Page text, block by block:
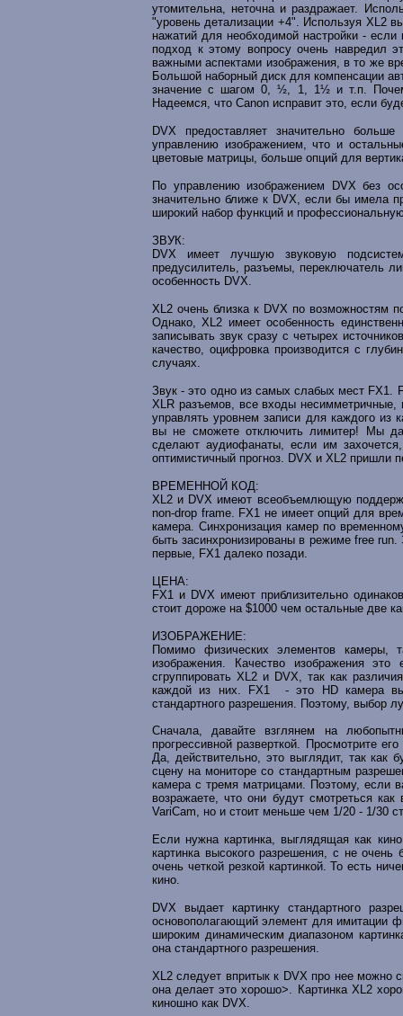
утомительна, неточна и раздражает.
"уровень детализации +4". Используя XL2
нажатий для необходимой настройки -
подход к этому вопросу очень навредил
важными аспектами изображения, в то же
Большой наборный диск для компенсации
значение с шагом 0, ½, 1, 1½ и т.п.
Надеемся, что Canon исправит это, если
DVX предоставляет значительно
управлению изображением, что и
цветовые матрицы, больше опций для
По управлению изображением DVX без
значительно ближе к DVX, если бы имела
широкий набор функций и
ЗВУК:
DVX имеет лучшую звуковую
предусилитель, разъемы, переключатель
особенность DVX.
XL2 очень близка к DVX по возможностям
Однако, XL2 имеет особенность
записывать звук сразу с четырех
качество, оцифровка производится с
случаях.
Звук - это одно из самых слабых мест FX1.
XLR разъемов, все входы несимметричные,
управлять уровнем записи для каждого из
вы не сможете отключить лимитер! Мы
сделают аудиофанаты, если им
оптимистичный прогноз. DVX и XL2 пришли
ВРЕМЕННОЙ КОД:
XL2 и DVX имеют всеобъемлющую
non-drop frame. FX1 не имеет опций для
камера. Синхронизация камер по
быть засинхронизированы в режиме free
первые, FX1 далеко позади.
ЦЕНА:
FX1 и DVX имеют приблизительно
стоит дороже на $1000 чем остальные две
ИЗОБРАЖЕНИЕ:
Помимо физических элементов камеры,
изображения. Качество изображения
сгруппировать XL2 и DVX, так как
каждой из них. FX1 - это HD камера
стандартного разрешения. Поэтому, выбор
Сначала, давайте взглянем на
прогрессивной разверткой. Просмотрите
Да, действительно, это выглядит, так как
сцену на мониторе со стандартным
камера с тремя матрицами. Поэтому, если
возражаете, что они будут смотреться
VariCam, но и стоит меньше чем 1/20 - 1/30
Если нужна картинка, выглядящая как
картинка высокого разрешения, с не
очень четкой резкой картинкой. То есть
кино.
DVX выдает картинку стандартного
основополагающий элемент для имитации
широким динамическим диапазоном
она стандартного разрешения.
XL2 следует впритык к DVX про нее можно
она делает это хорошо>. Картинка XL2
киношно как DVX.